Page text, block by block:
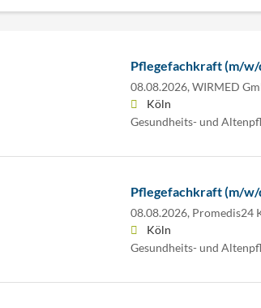
Pflegefachkraft (m/w/
08.08.2026, WIRMED
Köln
Gesundheits- und
Pflegefachkraft (m/w/
08.08.2026, Promedis24
Köln
Gesundheits- und